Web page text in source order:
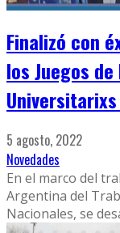
Finalizó con
los Juegos
5 agosto, 2022
Novedades
En el marco del
Argentina del
Nacionales, se